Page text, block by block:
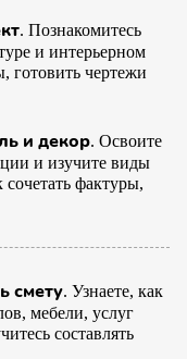
. Познакомитесь
и интерьерном
готовить чертежи
и декор. Освоите
и изучите виды
фактуры,
смету. Узнаете, как
мебели, услуг
составлять